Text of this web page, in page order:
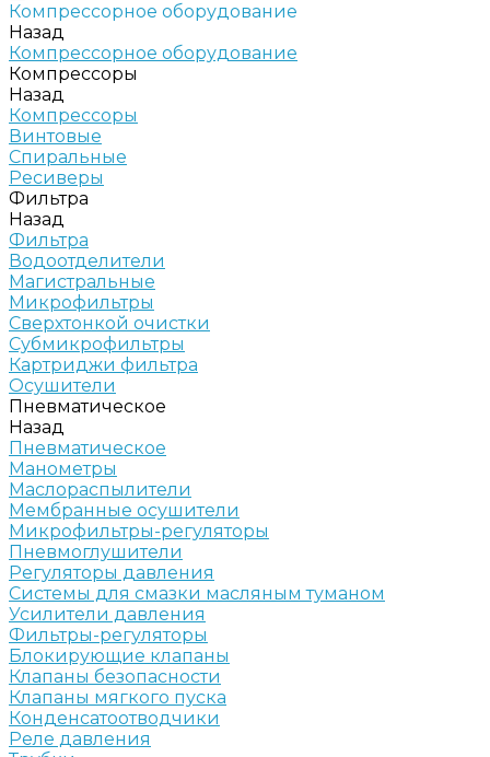
Компрессорное оборудование
Назад
Компрессорное оборудование
Компрессоры
Назад
Компрессоры
Винтовые
Спиральные
Ресиверы
Фильтра
Назад
Фильтра
Водоотделители
Магистральные
Микрофильтры
Сверхтонкой очистки
Субмикрофильтры
Картриджи фильтра
Осушители
Пневматическое
Назад
Пневматическое
Манометры
Маслораспылители
Мембранные осушители
Микрофильтры-регуляторы
Пневмоглушители
Регуляторы давления
Системы для смазки масляным туманом
Усилители давления
Фильтры-регуляторы
Блокирующие клапаны
Клапаны безопасности
Клапаны мягкого пуска
Конденсатоотводчики
Реле давления